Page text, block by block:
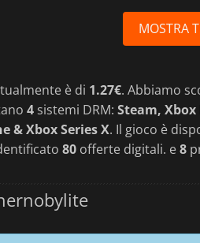
MOSTRA
è di 1.27€. Abbiamo
4 sistemi DRM: Steam, Xbox
& Xbox Series X. Il gioco è
80 offerte digitali. e8